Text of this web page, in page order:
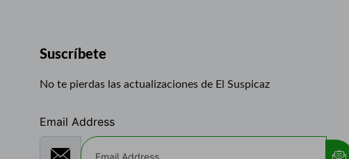
Suscríbete
No te pierdas las actualizaciones de El Suspicaz
Email Address